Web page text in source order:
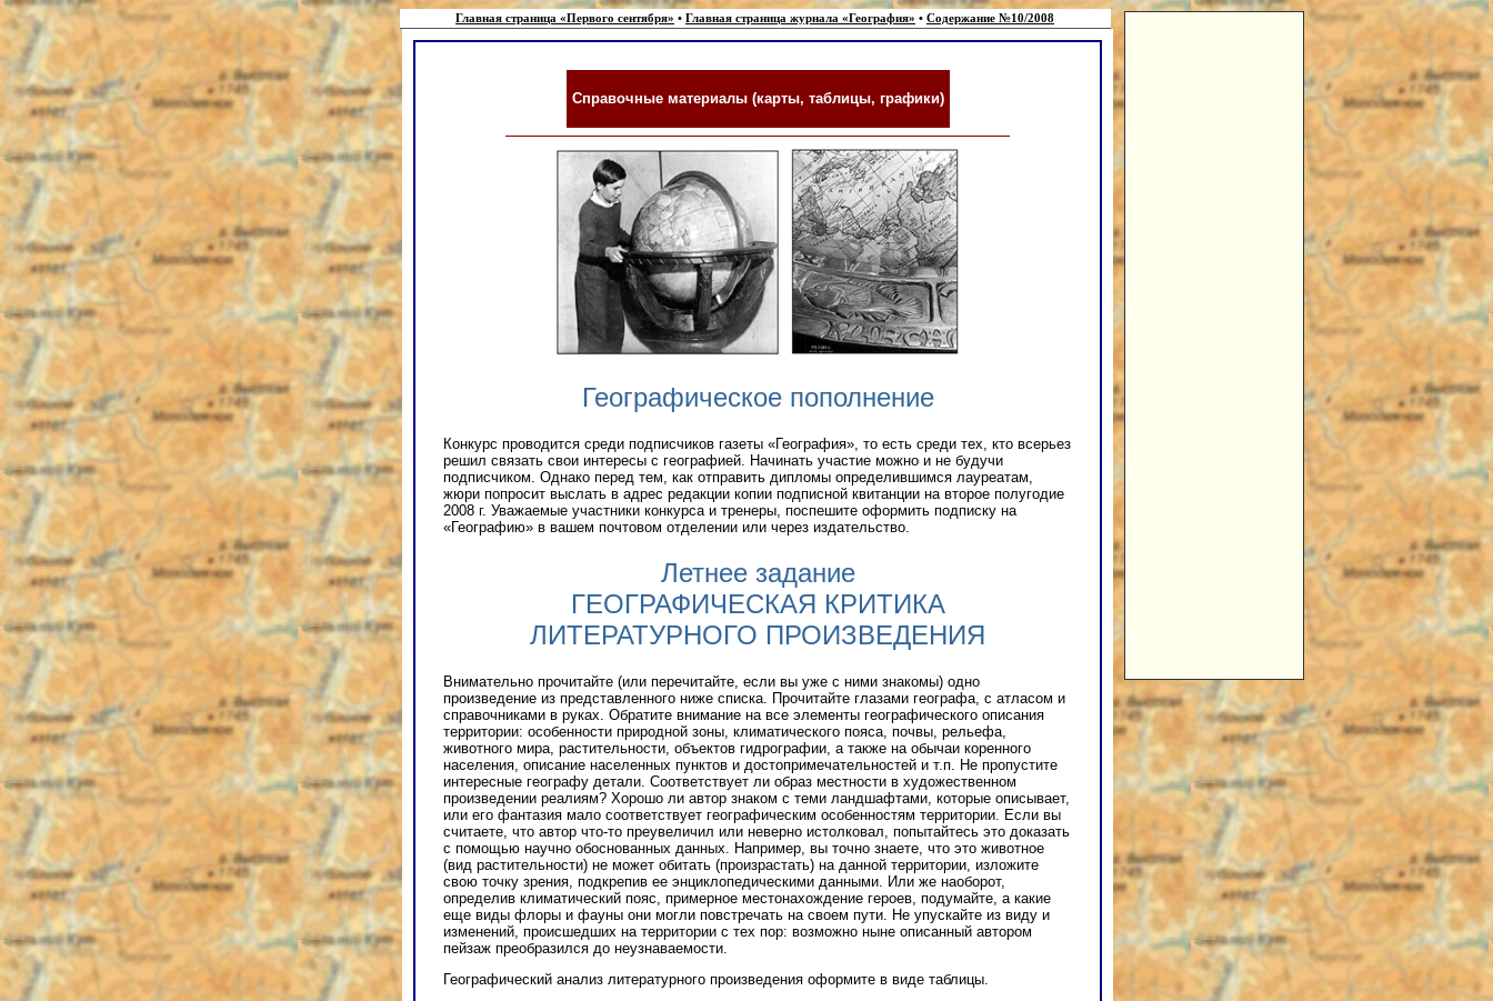
Главная страница «Первого сентября» • Главная страница журнала «География» • Содержание №10/2008
Справочные материалы (карты, таблицы, графики)
Географическое пополнение
Конкурс проводится среди подписчиков газеты «География», то есть среди тех, кто всерьез
решил связать свои интересы с географией. Начинать участие можно и не будучи
подписчиком. Однако перед тем, как отправить дипломы определившимся лауреатам,
жюри попросит выслать в адрес редакции копии подписной квитанции на второе полугодие
2008 г. Уважаемые участники конкурса и тренеры, поспешите оформить подписку на
«Географию» в вашем почтовом отделении или через издательство.
Летнее задание
ГЕОГРАФИЧЕСКАЯ КРИТИКА
ЛИТЕРАТУРНОГО ПРОИЗВЕДЕНИЯ
Внимательно прочитайте (или перечитайте, если вы уже с ними знакомы) одно
произведение из представленного ниже списка. Прочитайте глазами географа, с атласом и
справочниками в руках. Обратите внимание на все элементы географического описания
территории: особенности природной зоны, климатического пояса, почвы, рельефа,
животного мира, растительности, объектов гидрографии, а также на обычаи коренного
населения, описание населенных пунктов и достопримечательностей и т.п. Не пропустите
интересные географу детали. Соответствует ли образ местности в художественном
произведении реалиям? Хорошо ли автор знаком с теми ландшафтами, которые описывает,
или его фантазия мало соответствует географическим особенностям территории. Если вы
считаете, что автор что-то преувеличил или неверно истолковал, попытайтесь это доказать
с помощью научно обоснованных данных. Например, вы точно знаете, что это животное
(вид растительности) не может обитать (произрастать) на данной территории, изложите
свою точку зрения, подкрепив ее энциклопедическими данными. Или же наоборот,
определив климатический пояс, примерное местонахождение героев, подумайте, а какие
еще виды флоры и фауны они могли повстречать на своем пути. Не упускайте из виду и
изменений, происшедших на территории с тех пор: возможно ныне описанный автором
пейзаж преобразился до неузнаваемости.
Географический анализ литературного произведения оформите в виде таблицы.